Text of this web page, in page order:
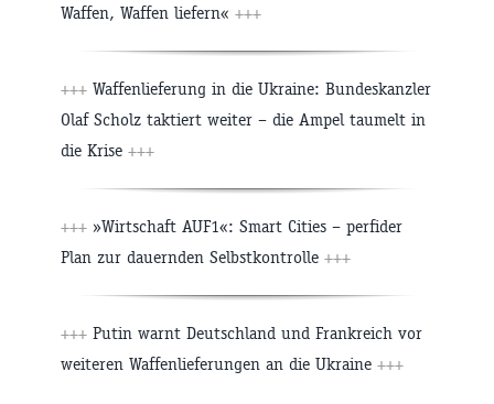
Waffen, Waffen liefern« +++
+++ Waffenlieferung in die Ukraine: Bundeskanzler
Olaf Scholz taktiert weiter – die Ampel taumelt in
die Krise +++
+++ »Wirtschaft AUF1«: Smart Cities – perfider
Plan zur dauernden Selbstkontrolle +++
+++ Putin warnt Deutschland und Frankreich vor
weiteren Waffenlieferungen an die Ukraine +++